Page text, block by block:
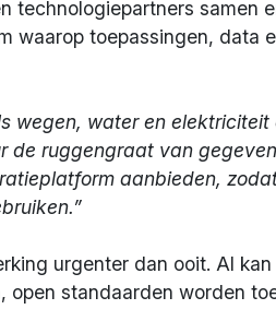
technologiepartners samen
waarop toepassingen, data
wegen, water en
ruggengraat van
aanbieden,
urgenter dan ooit. AI
standaarden worden